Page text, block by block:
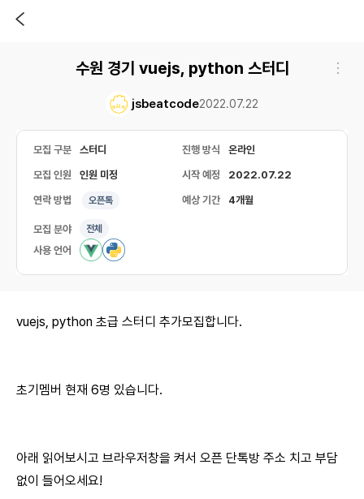
수원 경기 vuejs, python 스터디
jsbeatcode2022.07.22
모집 구분 스터디 진행 방식 온라인
모집 인원 인원 미정 시작 예정 2022.07.22
연락 방법 오픈톡 예상 기간 4개월
모집 분야 전체
사용 언어
vuejs, python 초급 스터디 추가모집합니다.
초기멤버 현재 6명 있습니다.
아래 읽어보시고 브라우저창을 켜서 오픈 단톡방 주소 치고 부담
없이 들어오세요!